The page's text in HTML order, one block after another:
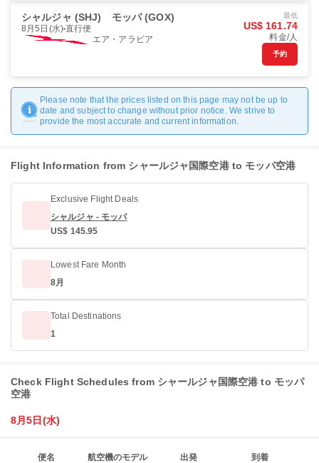
シャルジャ (SHJ) モッパ (GOX)
8月5日(水) 直行便
エア・アラビア
最低
US$ 161.74
料金/人
予約
Please note that the prices listed on this page may not be up to
date and subject to change without prior notice. We strive to
provide the most accurate and current information.
Flight Information from シャールジャ国際空港 to モッパ空港
Exclusive Flight Deals
シャルジャ - モッパ
US$ 145.95
Lowest Fare Month
8月
Total Destinations
1
Check Flight Schedules from シャールジャ国際空港 to モッパ
空港
8月5日(水)
便名 航空機のモデル 出発 到着